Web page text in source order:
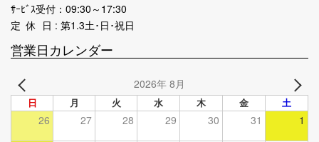
ｻｰﾋﾞｽ受付：09:30～17:30
定 休 日 : 第1.3土･日･祝日
営業日カレンダー
2026年 8月
日 月 火 水 木 金 土
26 27 28 29 30 31 1